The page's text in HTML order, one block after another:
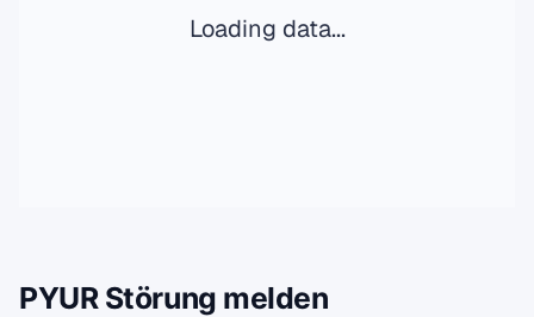
Loading data...
PYUR Störung melden